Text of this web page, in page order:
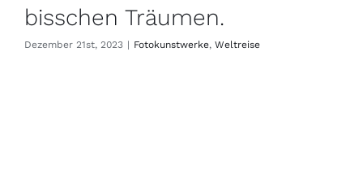
bisschen Träumen.
Dezember 21st, 2023 | Fotokunstwerke, Weltreise